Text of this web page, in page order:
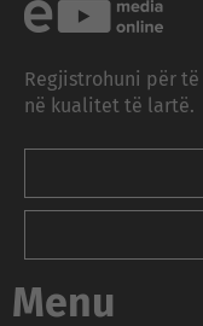
Regjistrohuni për
në kualitet të lartë.
Menu